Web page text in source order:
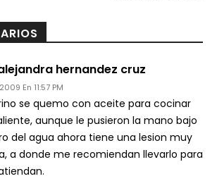
hernandez cruz
En 11:57 PM
se quemo con aceite para cocinar
aunque le pusieron la mano bajo
del agua ahora tiene una lesion muy
a donde me recomiendan llevarlo para